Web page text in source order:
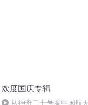
欢度国庆专辑
从神舟二十号看中国航